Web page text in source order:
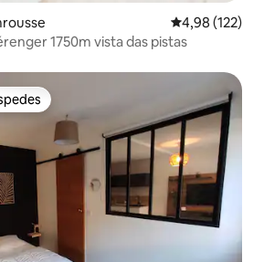
4,98 de uma
4,98 (122)
1750m vista das pistas
dos hóspedes